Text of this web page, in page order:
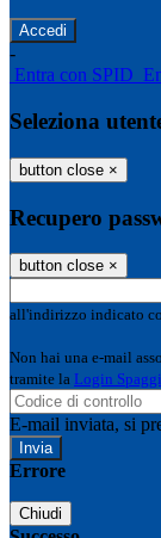
-
Entra con SPID
Seleziona
button close ×
Recupero
button close ×
all'indirizzo indicato
Non hai una e-mail
tramite la Login
E-mail inviata, si
Errore
Chiudi